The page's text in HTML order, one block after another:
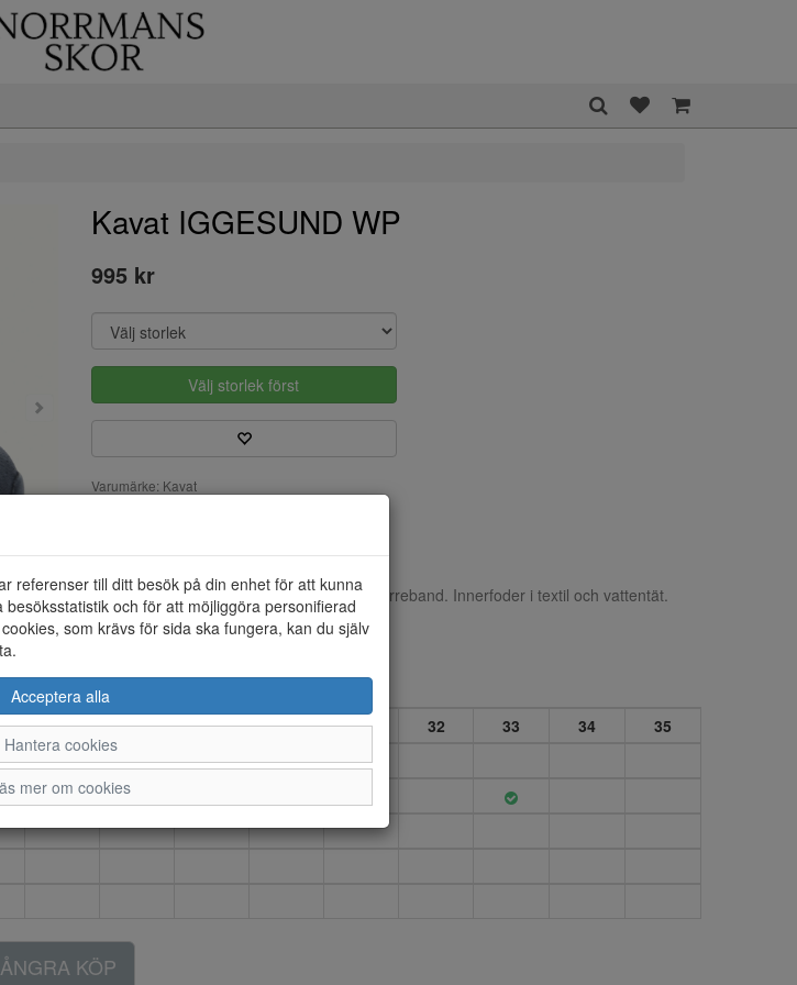
Kavat IGGESUND WP
995 kr
Välj storlek först
Varumärke: Kavat
Färg: Svart
Iggesund halvhög sneaker med två kardborreband. Innerfoder i textil och vattentät.
Tvättbar i maskin 30 grader.
27 28 29 30 31 32 33 34
35
ÅNGRA KÖP
referenser till ditt besök på din enhet för att kunna
och för att möjliggöra personifierad
som krävs för sida ska fungera, kan du själv
Acceptera alla
Hantera cookies
mer om cookies